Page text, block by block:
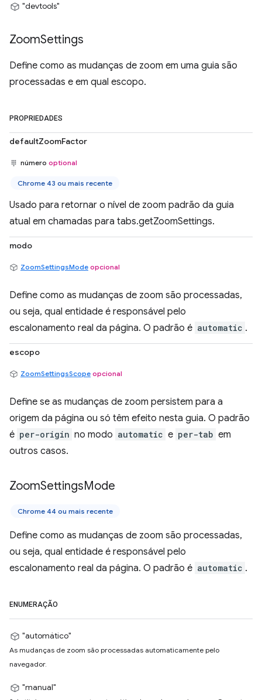
"devtools"
ZoomSettings
Define como as mudanças de zoom em uma guia são
processadas e em qual escopo.
PROPRIEDADES
defaultZoomFactor
número optional
Chrome 43 ou mais recente
Usado para retornar o nível de zoom padrão da guia
atual em chamadas para tabs.getZoomSettings.
modo
ZoomSettingsMode opcional
Define como as mudanças de zoom são processadas,
ou seja, qual entidade é responsável pelo
escalonamento real da página. O padrão é automatic .
escopo
ZoomSettingsScope opcional
Define se as mudanças de zoom persistem para a
origem da página ou só têm efeito nesta guia. O padrão
é per-origin no modo automatic e per-tab em
outros casos.
ZoomSettingsMode
Chrome 44 ou mais recente
Define como as mudanças de zoom são processadas,
ou seja, qual entidade é responsável pelo
escalonamento real da página. O padrão é automatic .
ENUMERAÇÃO
"automático"
As mudanças de zoom são processadas automaticamente pelo
navegador.
"manual"